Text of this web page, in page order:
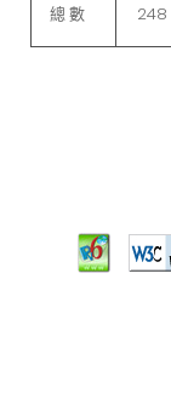
總 數 248